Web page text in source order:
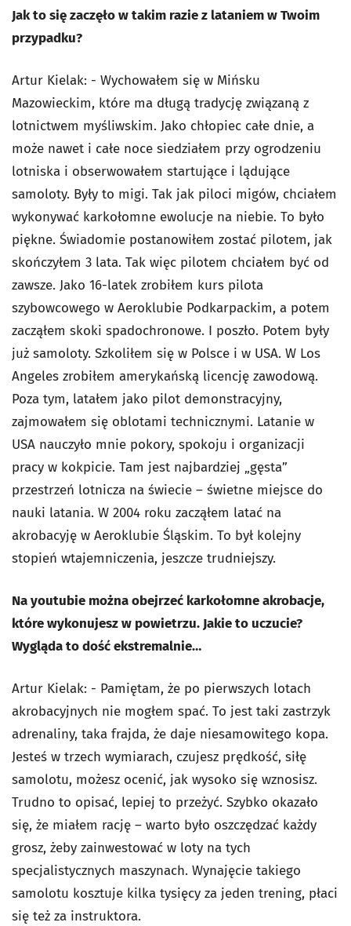
Jak to się zaczęło w takim razie z lataniem w Twoim
przypadku?
Artur Kielak: - Wychowałem się w Mińsku
Mazowieckim, które ma długą tradycję związaną z
lotnictwem myśliwskim. Jako chłopiec całe dnie, a
może nawet i całe noce siedziałem przy ogrodzeniu
lotniska i obserwowałem startujące i lądujące
samoloty. Były to migi. Tak jak piloci migów, chciałem
wykonywać karkołomne ewolucje na niebie. To było
piękne. Świadomie postanowiłem zostać pilotem, jak
skończyłem 3 lata. Tak więc pilotem chciałem być od
zawsze. Jako 16-latek zrobiłem kurs pilota
szybowcowego w Aeroklubie Podkarpackim, a potem
zacząłem skoki spadochronowe. I poszło. Potem były
już samoloty. Szkoliłem się w Polsce i w USA. W Los
Angeles zrobiłem amerykańską licencję zawodową.
Poza tym, latałem jako pilot demonstracyjny,
zajmowałem się oblotami technicznymi. Latanie w
USA nauczyło mnie pokory, spokoju i organizacji
pracy w kokpicie. Tam jest najbardziej „gęsta”
przestrzeń lotnicza na świecie – świetne miejsce do
nauki latania. W 2004 roku zacząłem latać na
akrobacyję w Aeroklubie Śląskim. To był kolejny
stopień wtajemniczenia, jeszcze trudniejszy.
Na youtubie można obejrzeć karkołomne akrobacje,
które wykonujesz w powietrzu. Jakie to uczucie?
Wygląda to dość ekstremalnie…
Artur Kielak: - Pamiętam, że po pierwszych lotach
akrobacyjnych nie mogłem spać. To jest taki zastrzyk
adrenaliny, taka frajda, że daje niesamowitego kopa.
Jesteś w trzech wymiarach, czujesz prędkość, siłę
samolotu, możesz ocenić, jak wysoko się wznosisz.
Trudno to opisać, lepiej to przeżyć. Szybko okazało
się, że miałem rację – warto było oszczędzać każdy
grosz, żeby zainwestować w loty na tych
specjalistycznych maszynach. Wynajęcie takiego
samolotu kosztuje kilka tysięcy za jeden trening, płaci
się też za instruktora.